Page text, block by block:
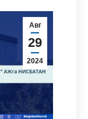
Авг
29
2024